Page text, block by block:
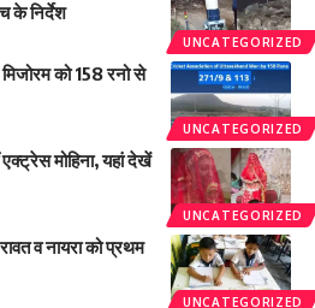
UNCATEGORIZED
के निर्देश
UNCATEGORIZED
को 158 रनो से
UNCATEGORIZED
मोहिना, यहां देखें
UNCATEGORIZED
व नायरा को प्रथम